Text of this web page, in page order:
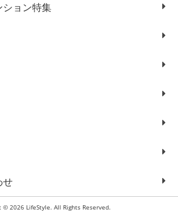
ョン特集
せ
© 2026 LifeStyle. All Rights Reserved.